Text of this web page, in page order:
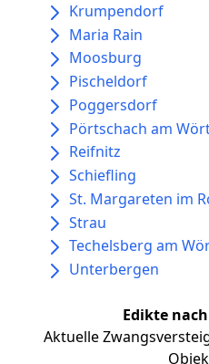
Krumpendorf
Maria Rain
Moosburg
Pischeldorf
Poggersdorf
Pörtschach am
Reifnitz
Schiefling
St. Margareten im
Strau
Techelsberg am
Unterbergen
Edikte
Aktuelle